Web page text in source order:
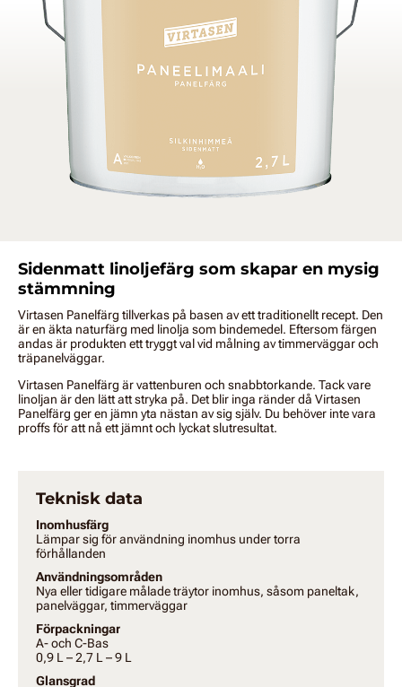
Sidenmatt linoljefärg som skapar en mysig
stämmning
Virtasen Panelfärg tillverkas på basen av ett traditionellt recept. Den
är en äkta naturfärg med linolja som bindemedel. Eftersom färgen
andas är produkten ett tryggt val vid målning av timmerväggar och
träpanelväggar.
Virtasen Panelfärg är vattenburen och snabbtorkande. Tack vare
linoljan är den lätt att stryka på. Det blir inga ränder då Virtasen
Panelfärg ger en jämn yta nästan av sig själv. Du behöver inte vara
proffs för att nå ett jämnt och lyckat slutresultat.
Teknisk data
Inomhusfärg
Lämpar sig för användning inomhus under torra
förhållanden
Användningsområden
Nya eller tidigare målade träytor inomhus, såsom paneltak,
panelväggar, timmerväggar
Förpackningar
A- och C-Bas
0,9 L – 2,7 L – 9 L
Glansgrad